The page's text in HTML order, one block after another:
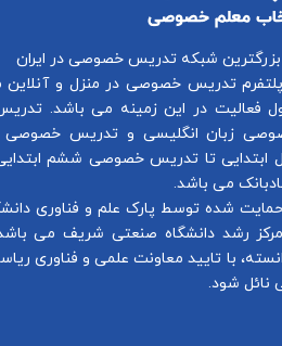
بزرگترین شبکه تدریس خصوصی در ایران
تدریس خصوصی در منزل و آنلاین
زبان انگلیسی و تدریس خصوصی
ابتداییتا تدریس خصوصی ششم
می باشد.
حمایت شده توسط پارک علم و فناوری
رشد دانشگاه صنعتی شریف می
با تایید معاونت علمی و فناوری
نائل شود.